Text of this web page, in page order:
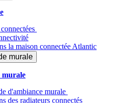
la maison connectée Atlantic
murale
murale
d'ambiance murale
des radiateurs connectés